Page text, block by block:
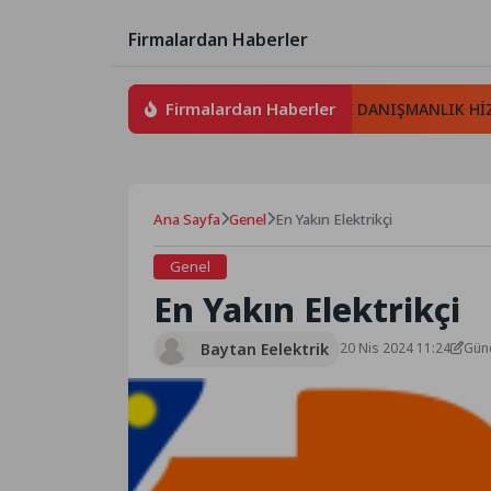
Firmalardan Haberler
Firmalardan Haberler
İKRA İLETİŞİM TELEKOMÜNİKASYON VE DANIŞMANLIK
Ana Sayfa Genel En Yakın Elektrikçi
Genel
En Yakın Elektrikçi
Baytan Eelektrik 20 Nis 2024 11:24